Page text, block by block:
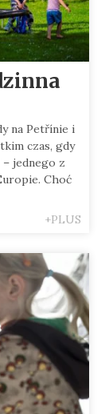
na Petřínie i
czas, gdy
jednego z
Choć
+PLUS